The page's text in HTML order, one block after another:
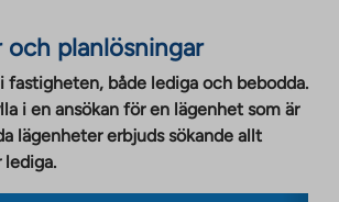
och planlösningar
fastigheten, både lediga och bebodda.
i en ansökan för en lägenhet som är
lägenheter erbjuds sökande allt